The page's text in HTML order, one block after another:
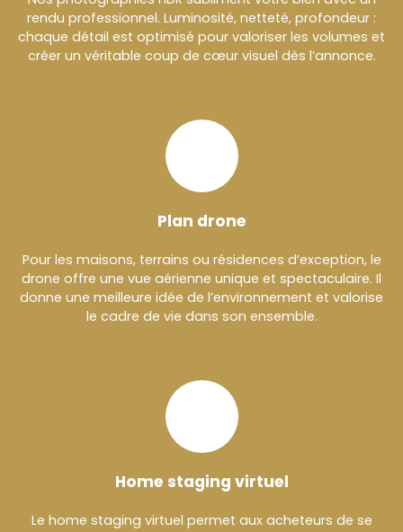
rendu professionnel. Luminosité, netteté, profondeur :
chaque détail est optimisé pour valoriser les volumes et
créer un véritable coup de cœur visuel dès l’annonce.
Plan drone
Pour les maisons, terrains ou résidences d’exception, le
drone offre une vue aérienne unique et spectaculaire. Il
donne une meilleure idée de l’environnement et valorise
le cadre de vie dans son ensemble.
Home staging virtuel
Le home staging virtuel permet aux acheteurs de se